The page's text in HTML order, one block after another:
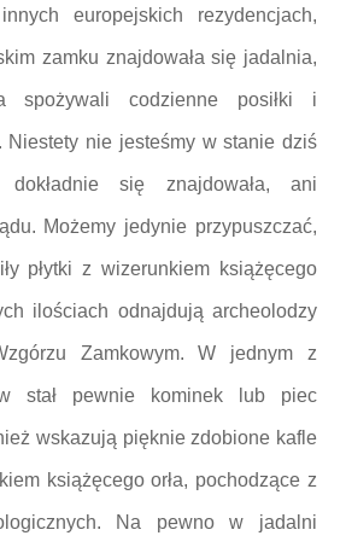
europejskich rezydencjach,
zamku znajdowała się jadalnia,
spożywali codzienne posiłki i
Niestety nie jesteśmy w stanie dziś
się znajdowała, ani
Możemy jedynie przypuszczać,
płytki z wizerunkiem książęcego
ilościach odnajdują archeolodzy
Zamkowym. W jednym z
stał pewnie kominek lub piec
wskazują pięknie zdobione kafle
książęcego orła, pochodzące z
Na pewno w jadalni